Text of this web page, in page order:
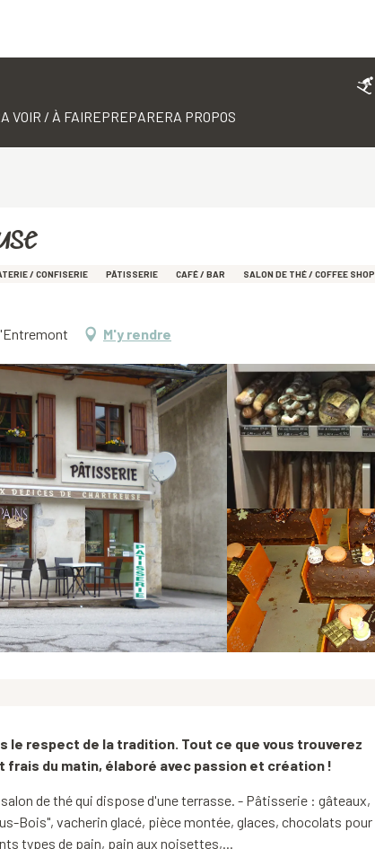
A VOIR / À FAIREPREPARERA PROPOS
/ CONFISERIE PÂTISSERIE CAFÉ / BAR SALON DE THÉ / COFFEE SHOP
M'y rendre
le respect de la tradition. Tout ce que vous trouverez
du matin, élaboré avec passion et création !
de thé qui dispose d'une terrasse. - Pâtisserie : gâteaux,
Bois", vacherin glacé, pièce montée, glaces, chocolats pour
types de pain, pain aux noisettes,...